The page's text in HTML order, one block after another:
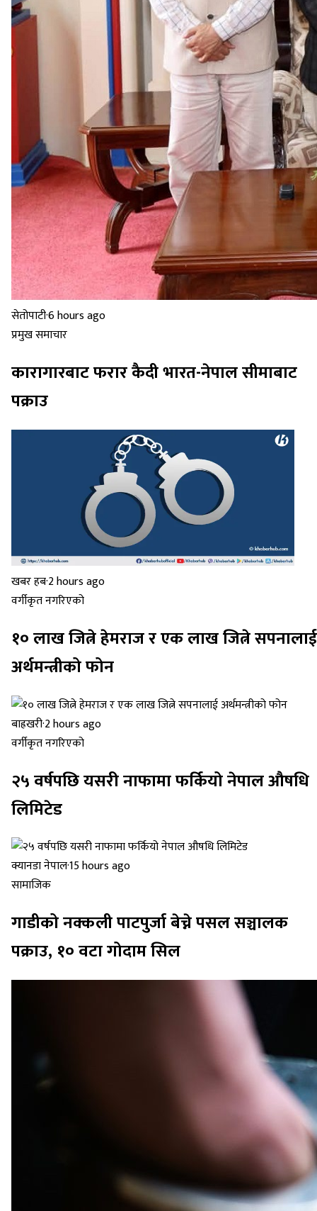
सेतोपाटी·6 hours ago
प्रमुख समाचार
कारागारबाट फरार कैदी भारत-नेपाल सीमाबाट
पक्राउ
खबर हब·2 hours ago
वर्गीकृत नगरिएको
१० लाख जित्ने हेमराज र एक लाख जित्ने सपनालाई
अर्थमन्त्रीको फोन
बाह्रखरी·2 hours ago
वर्गीकृत नगरिएको
२५ वर्षपछि यसरी नाफामा फर्कियो नेपाल औषधि
लिमिटेड
क्यानडा नेपाल·15 hours ago
सामाजिक
गाडीको नक्कली पाटपुर्जा बेच्ने पसल सञ्चालक
पक्राउ, १० वटा गोदाम सिल